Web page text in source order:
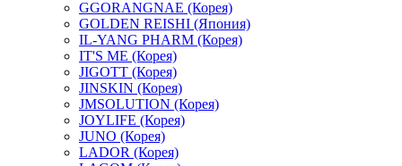
GGORANGNAE (Корея)
GOLDEN REISHI (Япония)
IL-YANG PHARM (Корея)
IT'S ME (Корея)
JIGOTT (Корея)
JINSKIN (Корея)
JMSOLUTION (Корея)
JOYLIFE (Корея)
JUNO (Корея)
LADOR (Корея)